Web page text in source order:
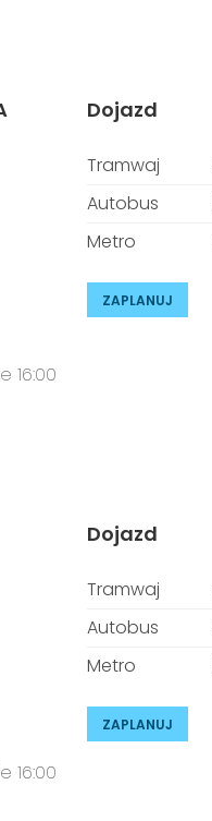
16:00
Dojazd
Tramwaj
Autobus
Metro
ZAPLANUJ
16:00
Dojazd
Tramwaj
Autobus
Metro
ZAPLANUJ